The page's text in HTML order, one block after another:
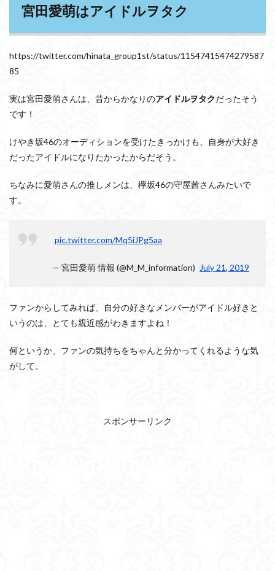
宮田愛萌はアイドルヲタク
https://twitter.com/hinata_group1st/status/11547415474279587
85
実は宮田愛萌さんは、昔からかなりのアイドルヲタクだったそう
です！
けやき坂46のオーディションを受けたきっかけも、自身が大好き
だったアイドルになりたかったからだそう。
ちなみに愛萌さんの推しメンは、欅坂46の守屋茜さんみたいで
す。
pic.twitter.com/Mq5iJPg5aa
— 宮田愛萌 情報 (@M_M_information) July 21, 2019
ファンからしてみれば、自分の好きなメンバーがアイドル好きと
いうのは、とても親近感がわきますよね！
何というか、ファンの気持ちをちゃんと分かってくれるような気
がして。
スポンサーリンク